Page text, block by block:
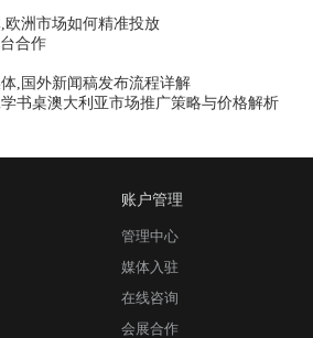
洲市场如何精准投放
合作
,国外新闻稿发布流程详解
书桌澳大利亚市场推广策略与价格解析
账户管理
管理中心
媒体入驻
在线咨询
会展合作